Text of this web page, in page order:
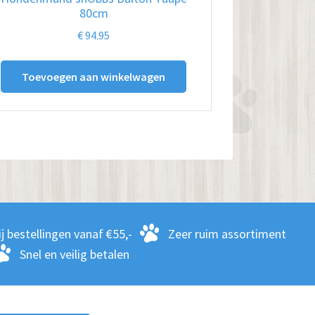
80cm
€94.95
Toevoegen aan winkelwagen
bestellingen vanaf €55,-
Zeer ruim assortiment
Snel en veilig betalen